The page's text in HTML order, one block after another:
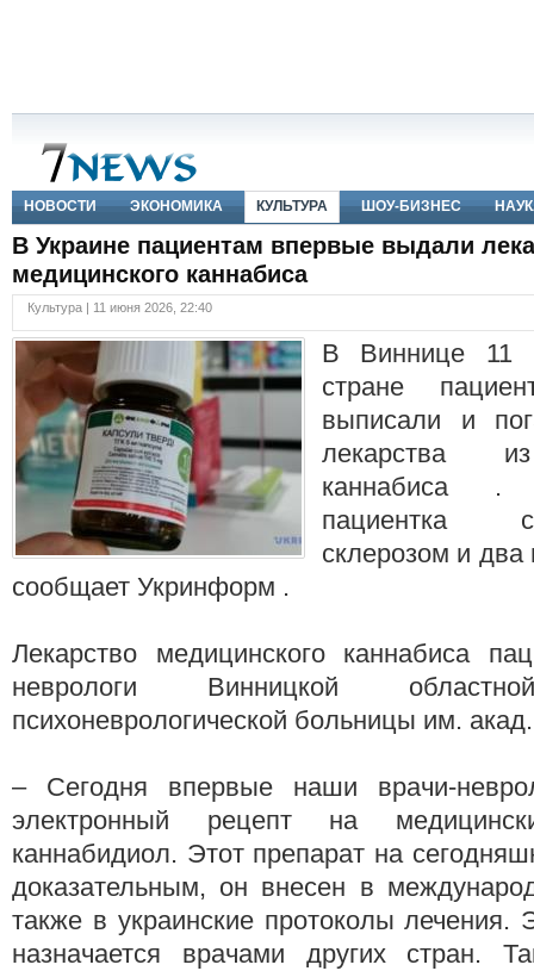
НОВОСТИ ЭКОНОМИКА КУЛЬТУРА ШОУ-БИЗНЕС
В Украине пациентам впервые выдали
медицинского каннабиса
Культура | 11 июня 2026, 22:40
В Виннице 11
стране
выписали и
лекарства
каннабиса .
пациентка
склерозом и
сообщает Укринформ .
Лекарство медицинского каннабиса
неврологи Винницкой
психоневрологической больницы им.
– Сегодня впервые наши врачи-
электронный рецепт на
каннабидиол. Этот препарат на
доказательным, он внесен в
также в украинские протоколы лечения.
назначается врачами других стран.